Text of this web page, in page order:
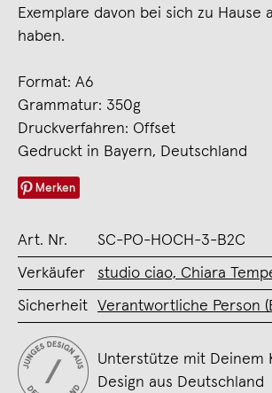
Exemplare davon bei sich zu Hause
haben.
Format: A6
Grammatur: 350g
Druckverfahren: Offset
Gedruckt in Bayern, Deutschland
Merken
Art. Nr. SC-PO-HOCH-3-B2C
Verkäufer studio ciao, Chiara
Sicherheit Verantwortliche Person
Unterstütze mit Deinem
Design aus Deutschland